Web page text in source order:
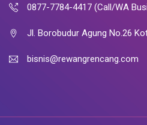
0877-7784-4417 (Call/WA
Jl. Borobudur Agung No.26
bisnis@rewangrencang.com